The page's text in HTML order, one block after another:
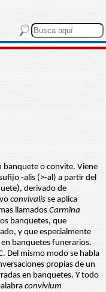
banquete o convite. Viene
-alis (>-al) a partir del
derivado de
convivalis se aplica
llamados Carmĭna
banquetes, que
y que especialmente
banquetes funerarios.
Del mismo modo se habla
propias de un
en banquetes. Y todo
convivium